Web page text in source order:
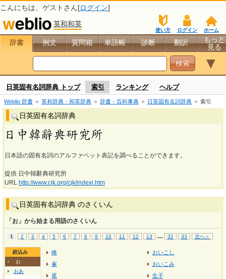
こんにちは、 ゲスト さん[ログイン]
英和和英
ホーム
ログイン
使い方
辞書 例文 質問箱 単語帳 診断 翻訳
もっと
見る
▼
日英固有名詞辞典 トップ 索引 ランキング ヘルプ
Weblio 辞書 ＞ 英和辞典・和英辞典 ＞ 辞書・百科事典 ＞ 日英固有名詞辞典 ＞ 索引
日英固有名詞辞典
日本語の固有名詞のアルファベット表記を調べることができます。
提供 日中韓辭典研究所
URL http://www.cjk.org/cjk/indexj.htm
日英固有名詞辞典 のさくいん
「お」から始まる用語のさくいん
1 2 3 4 5 6 7 8 9 10 11 12 13 .... 32 33 次へ＞
絞込み
お
おあ
峰
峯
尾
おいこし
おいこみ
生子